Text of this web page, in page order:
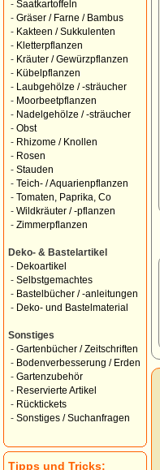
- Saatkartoffeln
- Gräser / Farne / Bambus
- Kakteen / Sukkulenten
- Kletterpflanzen
- Kräuter / Gewürzpflanzen
- Kübelpflanzen
-
Laubgehölze / -sträucher
- Moorbeetpflanzen
- Nadelgehölze / -sträucher
- Obst
- Rhizome / Knollen
- Rosen
- Stauden
- Teich- / Aquarienpflanzen
- Tomaten, Paprika, Co
- Wildkräuter / -pflanzen
- Zimmerpflanzen
Deko- & Bastelartikel
- Dekoartikel
- Selbstgemachtes
- Bastelbücher / -anleitungen
- Deko- und Bastelmaterial
Sonstiges
- Gartenbücher / Zeitschriften
- Bodenverbesserung / Erden
- Gartenzubehör
- Reservierte Artikel
- Rücktickets
- Sonstiges / Suchanfragen
Tipps und Tricks: